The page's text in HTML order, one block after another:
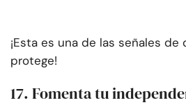
¡Esta es una de las señales
protege!
17. Fomenta tu